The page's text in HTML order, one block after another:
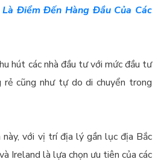
Điểm Đến Hàng Đầu Của Các
hút các nhà đầu tư với mức đầu tư
rẻ cũng như tự do di chuyển trong
với vị trí địa lý gần lục địa Bắc
Ireland là lựa chọn ưu tiên của các